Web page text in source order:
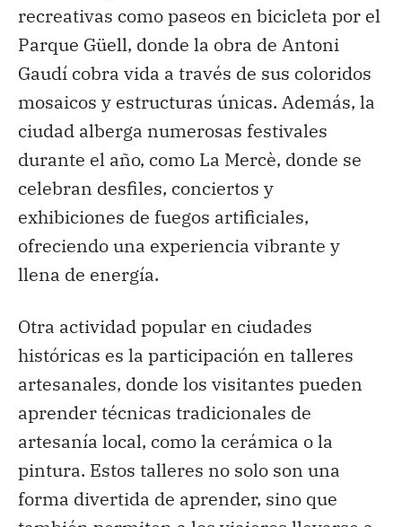
recreativas como paseos en bicicleta por el
Parque Güell, donde la obra de Antoni
Gaudí cobra vida a través de sus coloridos
mosaicos y estructuras únicas. Además, la
ciudad alberga numerosas festivales
durante el año, como La Mercè, donde se
celebran desfiles, conciertos y
exhibiciones de fuegos artificiales,
ofreciendo una experiencia vibrante y
llena de energía.
Otra actividad popular en ciudades
históricas es la participación en talleres
artesanales, donde los visitantes pueden
aprender técnicas tradicionales de
artesanía local, como la cerámica o la
pintura. Estos talleres no solo son una
forma divertida de aprender, sino que